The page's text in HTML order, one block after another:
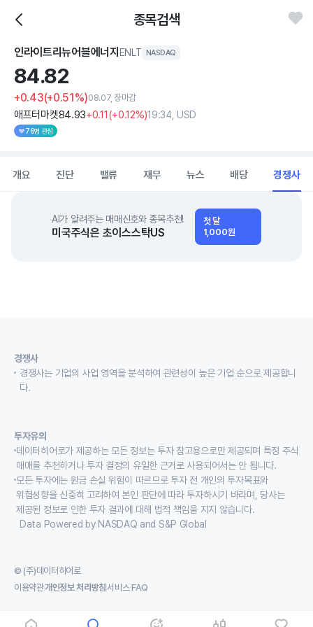
종목검색
인라이트리뉴어블에너지 ENLT NASDAQ
84.82
+0.43(+0.51%)08.07, 장마감
애프터마켓84.93+0.11(+0.12%)19:34, USD
76명 관심
개요 진단 밸류 재무 뉴스 배당 경쟁사
AI가 알려주는 매매신호와 종목추천!
미국주식은 초이스스탁US
첫 달
1,000원
경쟁사
경쟁사는 기업의 사업 영역을 분석하여 관련성이 높은 기업 순으로 제공합니
다.
투자유의
데이터히어로가 제공하는 모든 정보는 투자 참고용으로만 제공되며 특정 주식
매매를 추천하거나 투자 결정의 유일한 근거로 사용되어서는 안 됩니다.
모든 투자에는 원금 손실 위험이 따르므로 투자 전 개인의 투자목표와
위험성향을 신중히 고려하여 본인 판단에 따라 투자하시기 바라며, 당사는
제공된 정보로 인한 투자 결과에 대해 법적 책임을 지지 않습니다.
Data Powered by NASDAQ and S&P Global
© (주)데이터히어로
이용약관개인정보 처리방침서비스 FAQ